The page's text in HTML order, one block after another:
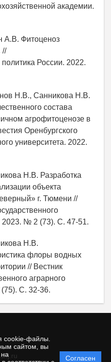
cookie-файлы.
сайтом, вы
на
Согласен
академии.
А.В. Фитоценоз
//
России. 2022.
Н.В., Санникова Н.В.
состава
агрофитоценозе в
Оренбургского
университета. 2022.
Н.В. Разработка
объекта
г. Тюмени //
2023. № 2 (73). С. 47-51.
Н.В.
флоры водных
// Вестник
аграрного
С. 32-36.